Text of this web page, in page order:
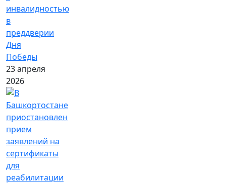
инвалидностью
в
преддверии
Дня
Победы
23 апреля
2026